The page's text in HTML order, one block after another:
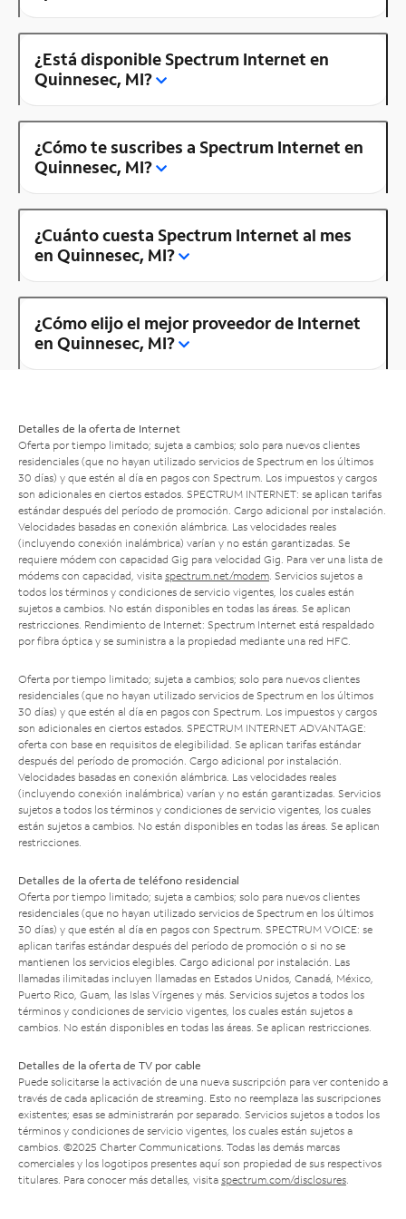
¿Está disponible Spectrum Internet en
Quinnesec, MI?
¿Cómo te suscribes a Spectrum Internet en
Quinnesec, MI?
¿Cuánto cuesta Spectrum Internet al mes
en Quinnesec, MI?
¿Cómo elijo el mejor proveedor de Internet
en Quinnesec, MI?
Detalles de la oferta de Internet
Oferta por tiempo limitado; sujeta a cambios; solo para nuevos clientes
residenciales (que no hayan utilizado servicios de Spectrum en los últimos
30 días) y que estén al día en pagos con Spectrum. Los impuestos y cargos
son adicionales en ciertos estados. SPECTRUM INTERNET: se aplican tarifas
estándar después del período de promoción. Cargo adicional por instalación.
Velocidades basadas en conexión alámbrica. Las velocidades reales
(incluyendo conexión inalámbrica) varían y no están garantizadas. Se
requiere módem con capacidad Gig para velocidad Gig. Para ver una lista de
módems con capacidad, visita spectrum.net/modem . Servicios sujetos a
todos los términos y condiciones de servicio vigentes, los cuales están
sujetos a cambios. No están disponibles en todas las áreas. Se aplican
restricciones. Rendimiento de Internet: Spectrum Internet está respaldado
por fibra óptica y se suministra a la propiedad mediante una red HFC.
Oferta por tiempo limitado; sujeta a cambios; solo para nuevos clientes
residenciales (que no hayan utilizado servicios de Spectrum en los últimos
30 días) y que estén al día en pagos con Spectrum. Los impuestos y cargos
son adicionales en ciertos estados. SPECTRUM INTERNET ADVANTAGE:
oferta con base en requisitos de elegibilidad. Se aplican tarifas estándar
después del período de promoción. Cargo adicional por instalación.
Velocidades basadas en conexión alámbrica. Las velocidades reales
(incluyendo conexión inalámbrica) varían y no están garantizadas. Servicios
sujetos a todos los términos y condiciones de servicio vigentes, los cuales
están sujetos a cambios. No están disponibles en todas las áreas. Se aplican
restricciones.
Detalles de la oferta de teléfono residencial
Oferta por tiempo limitado; sujeta a cambios; solo para nuevos clientes
residenciales (que no hayan utilizado servicios de Spectrum en los últimos
30 días) y que estén al día en pagos con Spectrum. SPECTRUM VOICE: se
aplican tarifas estándar después del período de promoción o si no se
mantienen los servicios elegibles. Cargo adicional por instalación. Las
llamadas ilimitadas incluyen llamadas en Estados Unidos, Canadá, México,
Puerto Rico, Guam, las Islas Vírgenes y más. Servicios sujetos a todos los
términos y condiciones de servicio vigentes, los cuales están sujetos a
cambios. No están disponibles en todas las áreas. Se aplican restricciones.
Detalles de la oferta de TV por cable
Puede solicitarse la activación de una nueva suscripción para ver contenido a
través de cada aplicación de streaming. Esto no reemplaza las suscripciones
existentes; esas se administrarán por separado. Servicios sujetos a todos los
términos y condiciones de servicio vigentes, los cuales están sujetos a
cambios. ©2025 Charter Communications. Todas las demás marcas
comerciales y los logotipos presentes aquí son propiedad de sus respectivos
titulares. Para conocer más detalles, visita spectrum.com/disclosures